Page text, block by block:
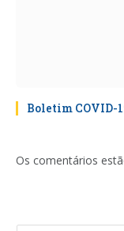
Boletim COVID-
Os comentários